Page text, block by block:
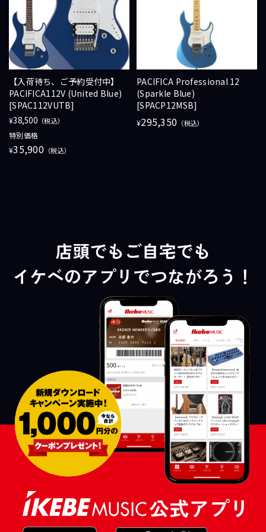
【入荷待ち、ご予約受付中】
PACIFICA112V (United Blue)
[SPAC112VUTB]
¥38,500（税込）
特別価格
¥35,900（税込）
PACIFICA Professional 12
(Sparkle Blue)
[SPACP12MSB]
¥295,350 （税込）